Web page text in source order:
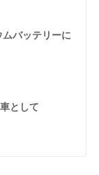
バッテリーに
として